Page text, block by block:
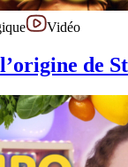
Vidéo
de